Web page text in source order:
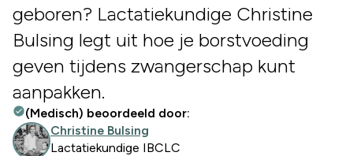
geboren? Lactatiekundige Christine
Bulsing legt uit hoe je borstvoeding
geven tijdens zwangerschap kunt
aanpakken.
(Medisch) beoordeeld door:
Christine Bulsing
Lactatiekundige IBCLC